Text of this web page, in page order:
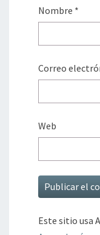
Nombre *
Correo
Web
Este sitio usa